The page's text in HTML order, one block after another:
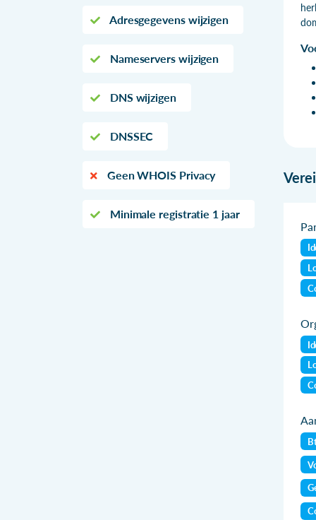
Adresgegevens wijzigen
Nameservers wijzigen
DNS wijzigen
DNSSEC
Geen WHOIS Privacy
Minimale registratie 1 jaar